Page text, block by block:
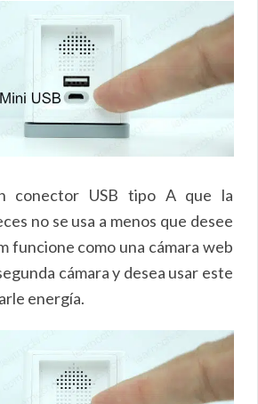
conector USB tipo A que la
no se usa a menos que desee
funcione como una cámara web
cámara y desea usar este
energía.